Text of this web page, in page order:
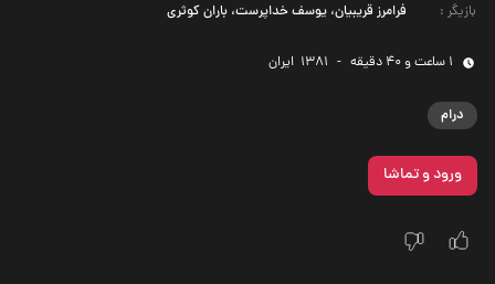
بازیگر : فرامرز قریبیان، یوسف خداپرست، باران کوثری
1 ساعت و 40 دقیقه -
1381 ‌ ایران
درام
ورود و تماشا